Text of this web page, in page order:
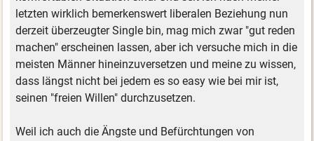
letzten wirklich bemerkenswert liberalen Beziehung nun
derzeit überzeugter Single bin, mag mich zwar "gut reden
machen" erscheinen lassen, aber ich versuche mich in die
meisten Männer hineinzuversetzen und meine zu wissen,
dass längst nicht bei jedem es so easy wie bei mir ist,
seinen "freien Willen" durchzusetzen.
Weil ich auch die Ängste und Befürchtungen von